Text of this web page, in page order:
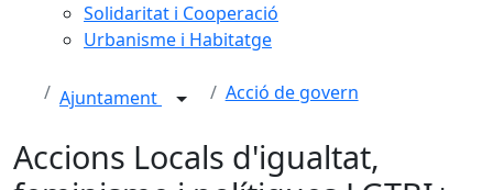
Solidaritat i Cooperació
Urbanisme i Habitatge
Ajuntament Acció de govern
Accions Locals d'igualtat,